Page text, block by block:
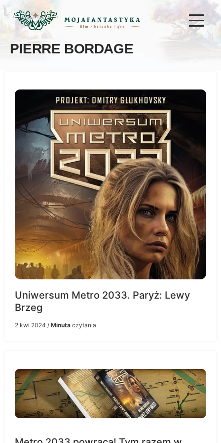
PIERRE BORDAGE
Uniwersum Metro 2033. Paryż: Lewy
Brzeg
2 kwi 2024 / Minuta czytania